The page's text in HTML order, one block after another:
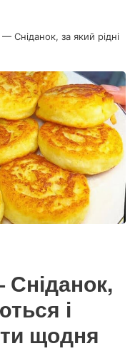
Сніданок, за який рідні
і
щодня